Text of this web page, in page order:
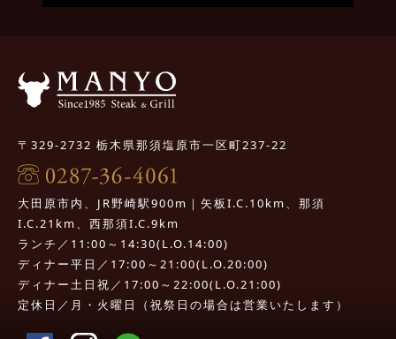
〒329-2732 栃木県那須塩原市一区町237-22
大田原市内、JR野崎駅900m｜矢板I.C.10km、那須
I.C.21km、西那須I.C.9km
ランチ／11:00～14:30(L.O.14:00)
ディナー平日／17:00～21:00(L.O.20:00)
ディナー土日祝／17:00～22:00(L.O.21:00)
定休日／月・火曜日（祝祭日の場合は営業いたします）